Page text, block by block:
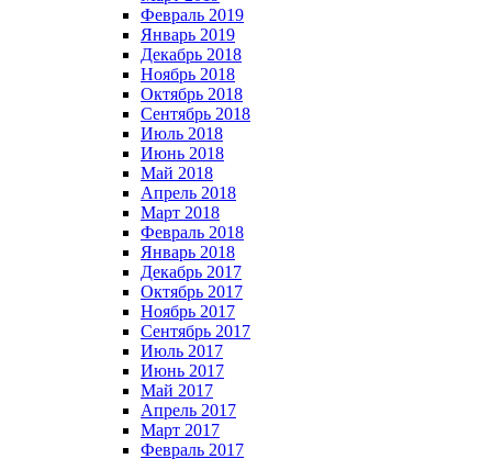
Февраль 2019
Январь 2019
Декабрь 2018
Ноябрь 2018
Октябрь 2018
Сентябрь 2018
Июль 2018
Июнь 2018
Май 2018
Апрель 2018
Март 2018
Февраль 2018
Январь 2018
Декабрь 2017
Октябрь 2017
Ноябрь 2017
Сентябрь 2017
Июль 2017
Июнь 2017
Май 2017
Апрель 2017
Март 2017
Февраль 2017